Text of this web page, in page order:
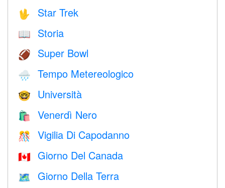
🖖 Star Trek
📖 Storia
🏈 Super Bowl
🌧 Tempo Metereologico
🤓 Università
🛍 Venerdì Nero
🎊 Vigilia Di Capodanno
🇨🇦 Giorno Del Canada
🗺️ Giorno Della Terra